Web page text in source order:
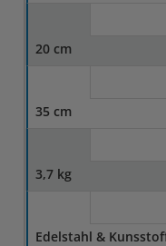
20 cm
35 cm
3,7 kg
Edelstahl &